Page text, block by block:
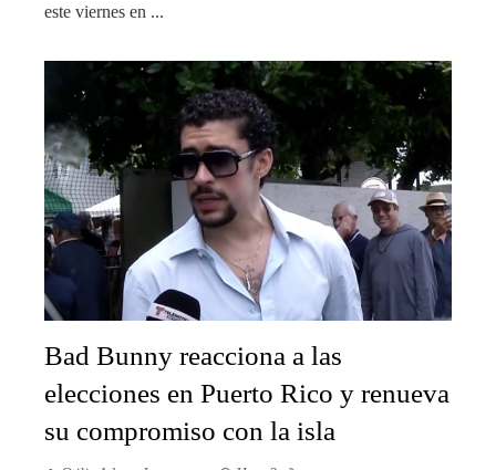
este viernes en ...
Bad Bunny reacciona a las
elecciones en Puerto Rico y renueva
su compromiso con la isla